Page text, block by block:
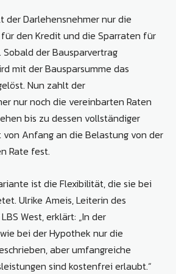
der Darlehensnehmer nur die
den Kredit und die Sparraten für
der Bausparvertrag
mit der Bausparsumme das
Nun zahlt der
nur noch die vereinbarten Raten
bis zu dessen vollständiger
von Anfang an die Belastung von der
Rate fest.
ist die Flexibilität, die sie bei
Ulrike Ameis, Leiterin des
West, erklärt: „In der
bei der Hypothek nur die
aber umfangreiche
sind kostenfrei erlaubt.“